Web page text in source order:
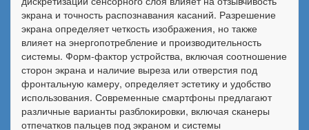
экрана и точность распознавания касаний. Разрешение
экрана определяет четкость изображения, но также
влияет на энергопотребление и производительность
системы. Форм-фактор устройства, включая соотношение
сторон экрана и наличие выреза или отверстия под
фронтальную камеру, определяет эстетику и удобство
использования. Современные смартфоны предлагают
различные варианты разблокировки, включая сканеры
отпечатков пальцев под экраном и системы